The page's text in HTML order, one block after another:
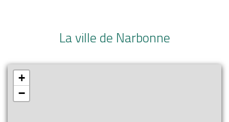
La ville de Narbonne
+
−